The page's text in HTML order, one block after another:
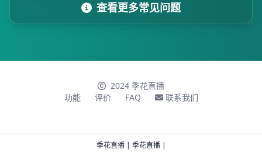
查看更多常见问题
2024 季花直播
功能
评价 FAQ 联系我们
季花直播| 季花直播|